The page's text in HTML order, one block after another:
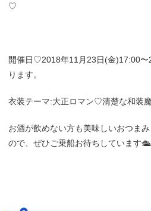
♡
開催日♡2018年11月23日(金)17:00
ります。
衣装テーマ:大正ロマン♡清楚な和装
お酒が飲めない方も美味しいおつま
ので、ぜひご乗船お待ちしています🛳